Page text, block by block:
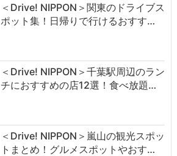
＜Drive! NIPPON＞関東のドライブス
ポット集！日帰りで行けるおすす…
＜Drive! NIPPON＞千葉駅周辺のラン
チにおすすめの店12選！食べ放題…
＜Drive! NIPPON＞嵐山の観光スポッ
トまとめ！グルメスポットやおす…